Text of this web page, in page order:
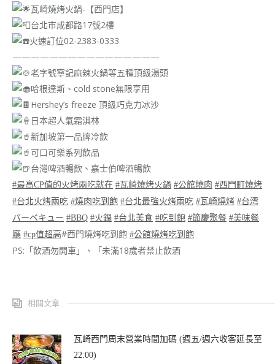
瓦崎燒烤火鍋-【西門店】
台北市成都路17號2樓
火速訂位02-2383-0333
————————————————
老字號寧記麻辣火鍋等五種頂級湯頭
哈根達斯、cold stone無限享用
Hershey’s freeze 頂級巧克力冰沙
日本超人氣霜淇林
新加坡第一品牌冷飲
可口可樂系列飲品
台灣啤酒暢飲、嘉士伯啤酒暢飲
#最高CP值的火烤兩吃就在 #瓦崎燒烤火鍋 #公館燒肉 #西門町燒烤
#台北火烤兩吃 #燒肉吃到飽 #台北最強火烤兩吃 #瓦崎燒烤 #台湾
バーベキュー #BBQ #火鍋 #台北美食 #吃到飽 #節慶聚餐 #美味餐
廳 #cp值超高#西門燒烤吃到飽 #公館燒烤吃到飽
PS:「飲酒勿開車」、「未滿18歲者禁止飲酒
相關文章
瓦崎西門周末營業時間加碼 (週五/週六收客延長至
22:00)